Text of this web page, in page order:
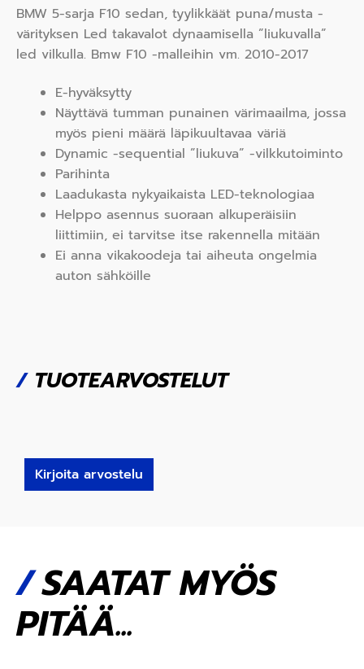
BMW 5-sarja F10 sedan, tyylikkäät puna/musta -
värityksen Led takavalot dynaamisella ”liukuvalla”
led vilkulla. Bmw F10 -malleihin vm. 2010-2017
E-hyväksytty
Näyttävä tumman punainen värimaailma, jossa
myös pieni määrä läpikuultavaa väriä
Dynamic -sequential ”liukuva” -vilkkutoiminto
Parihinta
Laadukasta nykyaikaista LED-teknologiaa
Helppo asennus suoraan alkuperäisiin
liittimiin, ei tarvitse itse rakennella mitään
Ei anna vikakoodeja tai aiheuta ongelmia
auton sähköille
/TUOTEARVOSTELUT
Kirjoita arvostelu
SAATAT MYÖS
PITÄÄ...